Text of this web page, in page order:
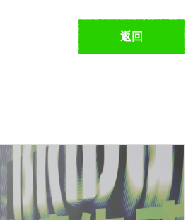
返回